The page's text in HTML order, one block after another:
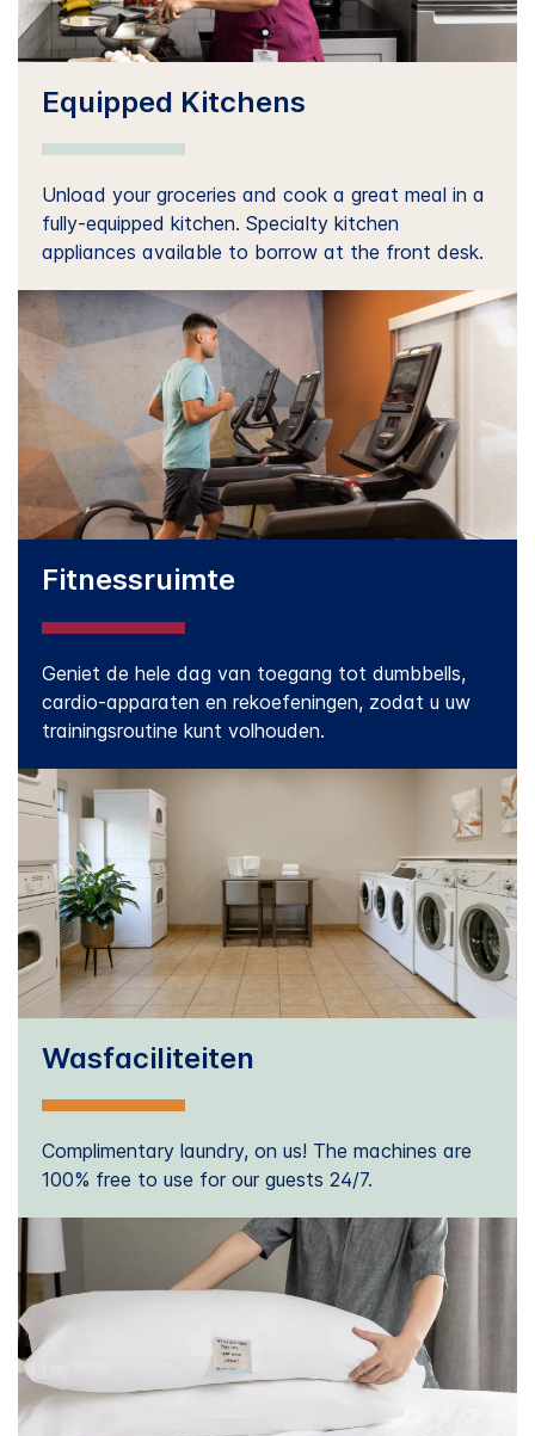
Equipped Kitchens
Unload your groceries and cook a great meal in a
fully-equipped kitchen. Specialty kitchen
appliances available to borrow at the front desk.
Fitnessruimte
Geniet de hele dag van toegang tot dumbbells,
cardio-apparaten en rekoefeningen, zodat u uw
trainingsroutine kunt volhouden.
Wasfaciliteiten
Complimentary laundry, on us! The machines are
100% free to use for our guests 24/7.